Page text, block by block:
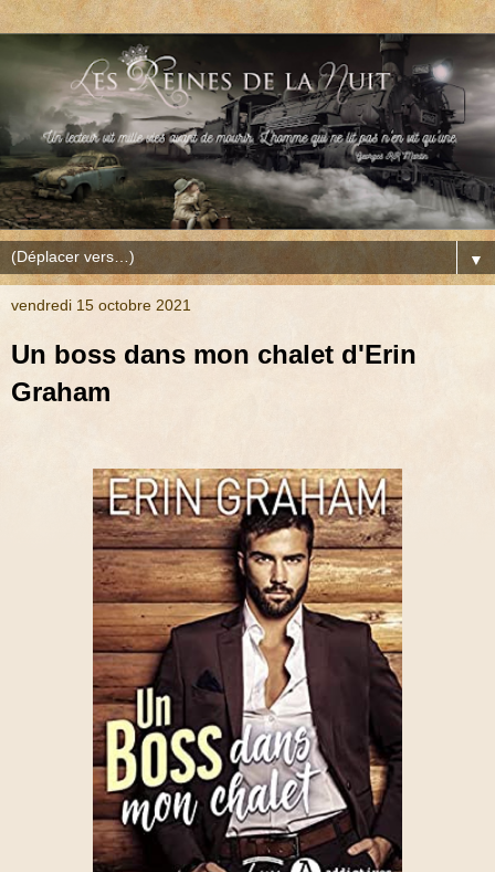
▼
vendredi 15 octobre 2021
Un boss dans mon chalet d'Erin
Graham